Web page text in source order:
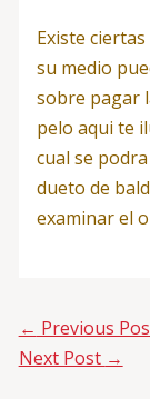
Existe
su medio
sobre pagar
pelo aqui te
cual se
dueto de
examinar el
← Previous
Next Post →